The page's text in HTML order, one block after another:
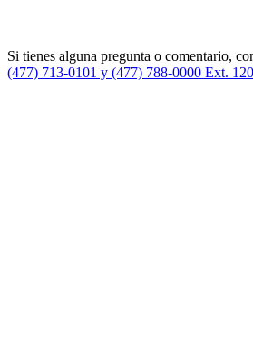
Si tienes alguna pregunta o comentario,
(477) 713-0101 y (477) 788-0000 Ext.